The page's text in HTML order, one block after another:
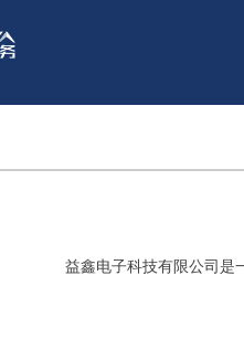
益鑫电子科技有限公司是